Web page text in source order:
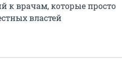
к врачам, которые просто
властей